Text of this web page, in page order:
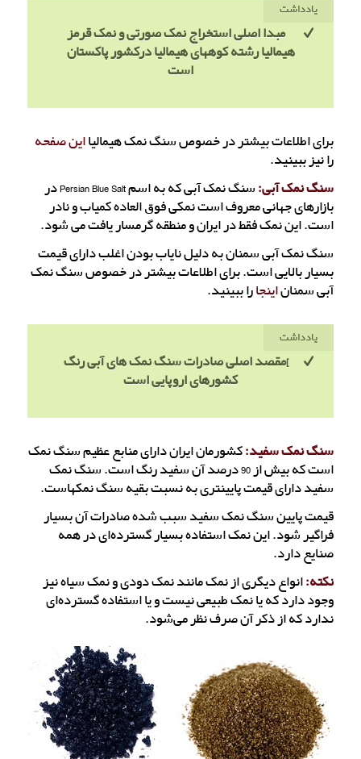
یادداشت
مبدا اصلی استخراج نمک صورتی و نمک قرمز
هیمالیا رشته کوههای هیمالیا درکشور پاکستان
است
برای اطلاعات بیشتر در خصوص سنگ نمک هیمالیااین صفحه
را نیز ببینید.
سنگ نمک آبی:
سنگ نمک آبی که به اسم Persian Blue Salt در
بازارهای جهانی معروف است نمکی فوق العاده کمیاب و نادر
است. این نمک فقط در ایران و منطقه گرمسار یافت می شود.
سنگ نمک آبی سمنان به دلیل نایاب بودن اغلب دارای قیمت
بسیار بالایی است. برای اطلاعات بیشتر در خصوص سنگ نمک
آبی سمناناینجارا ببینید.
یادداشت
]مقصد اصلی صادرات سنگ نمک های آبی رنگ
کشورهای اروپایی است
سنگ نمک سفید:کشورمان ایران دارای منابع عظیم سنگ نمک
است که بیش از 90 درصد آن سفید رنگ است. سنگ نمک
سفید دارای قیمت پایینتری به نسبت بقیه سنگ نمکهاست.
قیمت پایین سنگ نمک سفید سبب شده صادرات آن بسیار
فراگیر شود. این نمک استفاده بسیار گسترده‌ای در همه
صنایع دارد.
نکته:انواع دیگری از نمک مانند نمک دودی و نمک سیاه نیز
وجود دارد که یا نمک طبیعی نیست و یا استفاده گسترده‌ای
ندارد که از ذکر آن صرف نظر می‌شود.